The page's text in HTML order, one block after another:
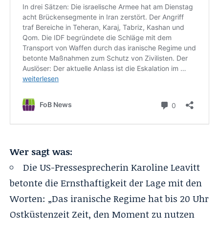
Wer sagt was:
Die US-Pressesprecherin Karoline Leavitt
betonte die Ernsthaftigkeit der Lage mit den
Worten: „Das iranische Regime hat bis 20 Uhr
Ostküstenzeit Zeit, den Moment zu nutzen